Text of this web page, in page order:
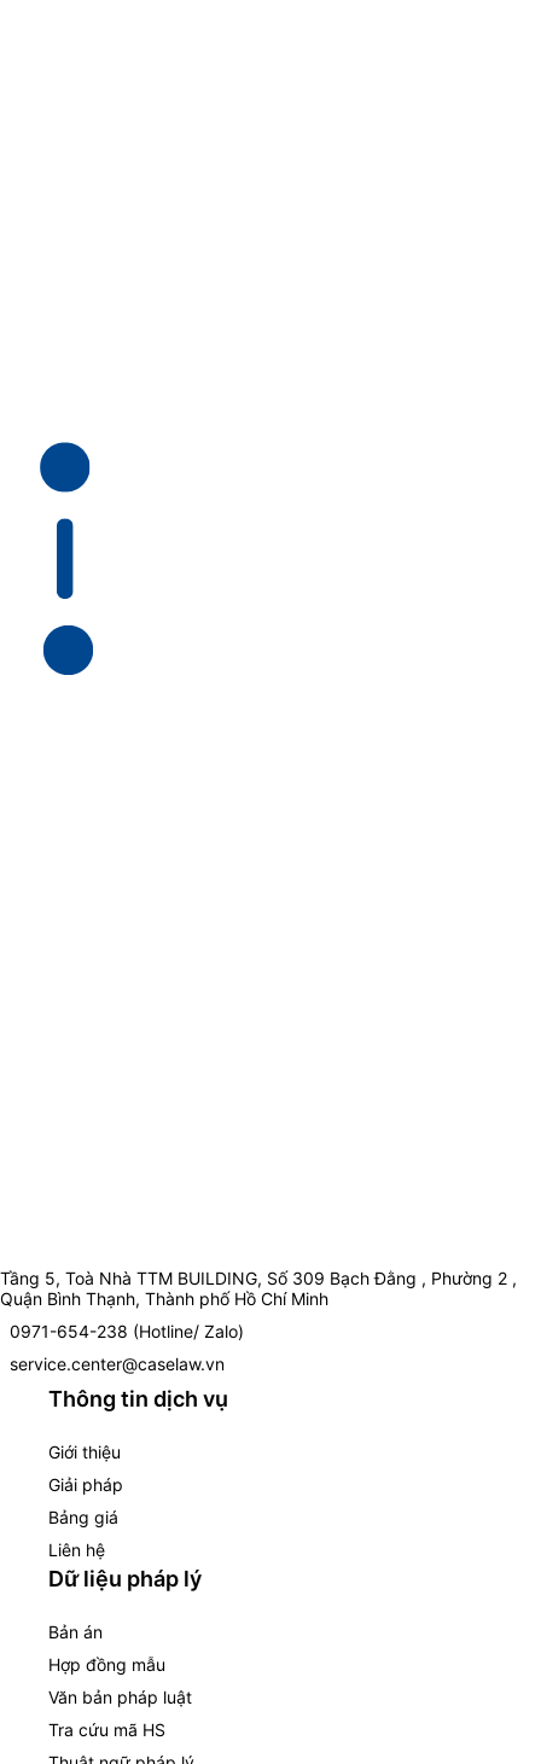
Tầng 5, Toà Nhà TTM BUILDING, Số 309 Bạch Đằng , Phường 2 ,
Quận Bình Thạnh, Thành phố Hồ Chí Minh
0971-654-238 (Hotline/ Zalo)
service.center@caselaw.vn
Thông tin dịch vụ
Giới thiệu
Giải pháp
Bảng giá
Liên hệ
Dữ liệu pháp lý
Bản án
Hợp đồng mẫu
Văn bản pháp luật
Tra cứu mã HS